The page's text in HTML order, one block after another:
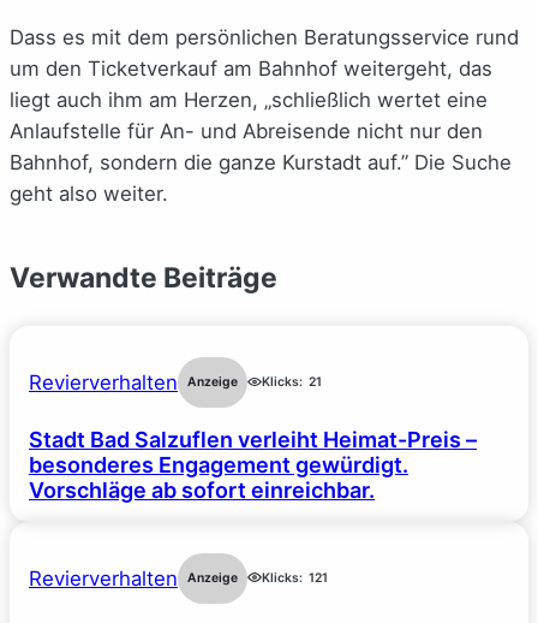
Dass es mit dem persönlichen Beratungsservice rund
um den Ticketverkauf am Bahnhof weitergeht, das
liegt auch ihm am Herzen, „schließlich wertet eine
Anlaufstelle für An- und Abreisende nicht nur den
Bahnhof, sondern die ganze Kurstadt auf.” Die Suche
geht also weiter.
Verwandte Beiträge
Revierverhalten Anzeige Klicks: 21
Stadt Bad Salzuflen verleiht Heimat-Preis –
besonderes Engagement gewürdigt.
Vorschläge ab sofort einreichbar.
Revierverhalten Anzeige Klicks: 121